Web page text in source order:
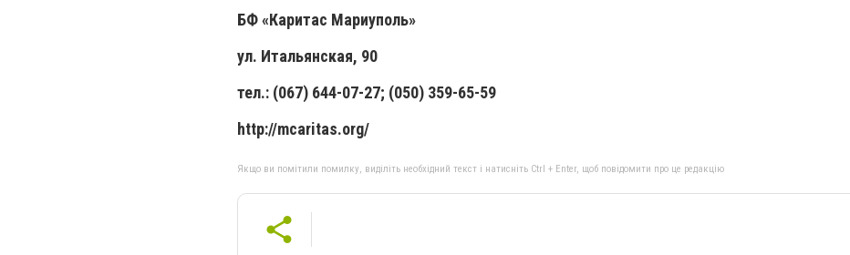
БФ «Каритас Мариуполь»
ул. Итальянская, 90
тел.: (067) 644-07-27; (050) 359-65-59
http://mcaritas.org/
Якщо ви помітили помилку, виділіть необхідний текст і натисніть Ctrl + Enter, щоб повідомити про це редакцію